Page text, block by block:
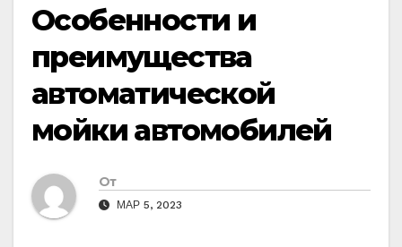
Особенности и
преимущества
автоматической
мойки автомобилей
От
МАР 5, 2023